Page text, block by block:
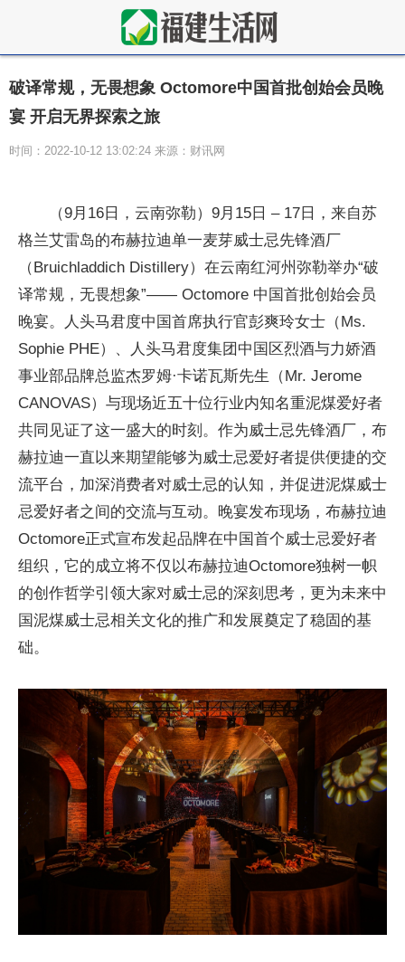
破译常规，无畏想象 Octomore中国首批创始会员晚
宴 开启无界探索之旅
时间：2022-10-12 13:02:24 来源：财讯网
（9月16日，云南弥勒）9月15日 – 17日，来自苏
格兰艾雷岛的布赫拉迪单一麦芽威士忌先锋酒厂
（Bruichladdich Distillery）在云南红河州弥勒举办“破
译常规，无畏想象”—— Octomore 中国首批创始会员
晚宴。人头马君度中国首席执行官彭爽玲女士（Ms.
Sophie PHE）、人头马君度集团中国区烈酒与力娇酒
事业部品牌总监杰罗姆·卡诺瓦斯先生（Mr. Jerome
CANOVAS）与现场近五十位行业内知名重泥煤爱好者
共同见证了这一盛大的时刻。作为威士忌先锋酒厂，布
赫拉迪一直以来期望能够为威士忌爱好者提供便捷的交
流平台，加深消费者对威士忌的认知，并促进泥煤威士
忌爱好者之间的交流与互动。晚宴发布现场，布赫拉迪
Octomore正式宣布发起品牌在中国首个威士忌爱好者
组织，它的成立将不仅以布赫拉迪Octomore独树一帜
的创作哲学引领大家对威士忌的深刻思考，更为未来中
国泥煤威士忌相关文化的推广和发展奠定了稳固的基
础。